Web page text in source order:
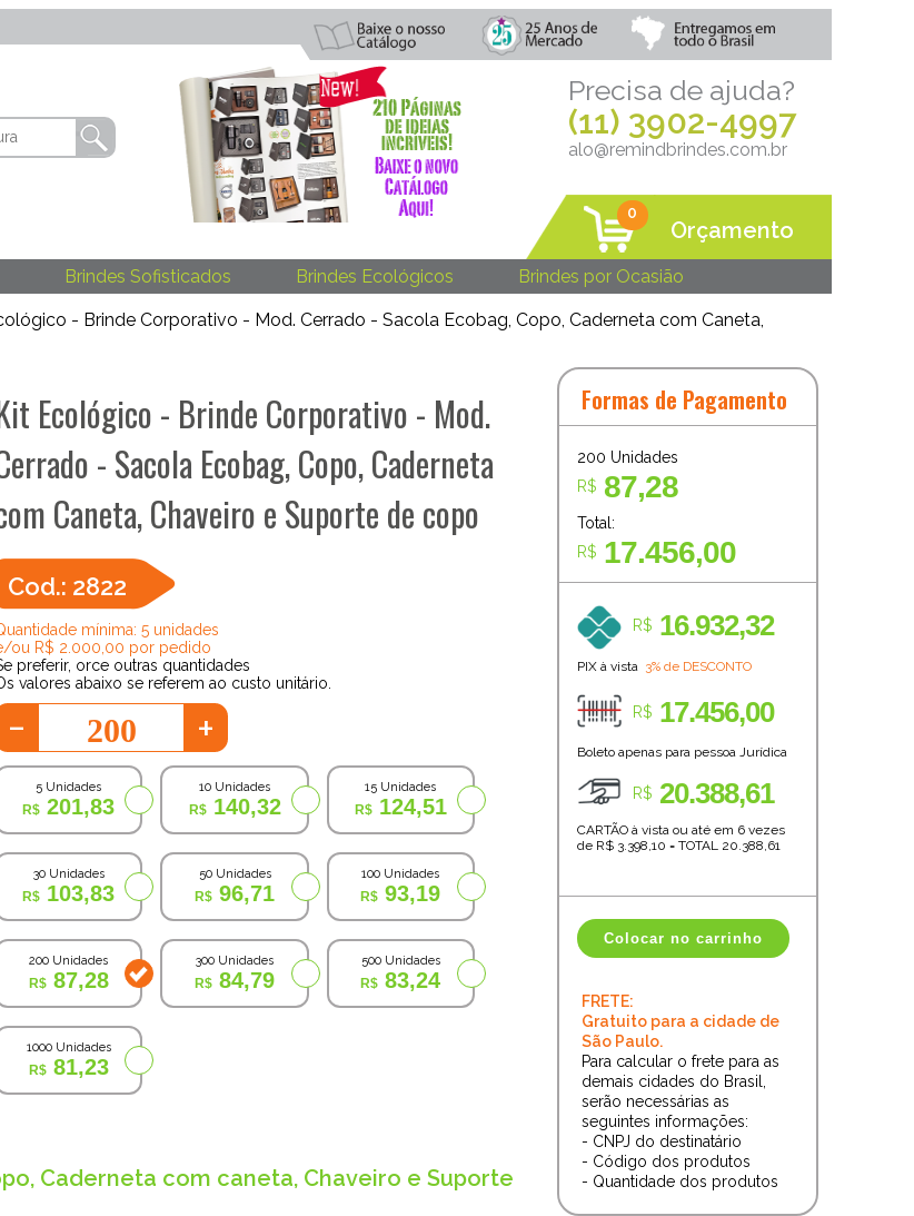
Precisa de ajuda?
(11) 3902-4997
alo@remindbrindes.com.br
0
Orçamento
Brindes Sofisticados Brindes Ecológicos Brindes por Ocasião
- Brinde Corporativo - Mod. Cerrado - Sacola Ecobag, Copo, Caderneta com Caneta,
Ecológico - Brinde Corporativo - Mod.
- Sacola Ecobag, Copo, Caderneta
Caneta, Chaveiro e Suporte de copo
Cod.: 2822
mínima: 5 unidades
ou R$ 2.000,00 por pedido
preferir, orce outras quantidades
valores abaixo se referem ao custo unitário.
- +
5 Unidades
201,83
10 Unidades
140,32
15 Unidades
124,51
30 Unidades
103,83
50 Unidades
96,71
100 Unidades
93,19
200 Unidades
87,28
300 Unidades
84,79
500 Unidades
83,24
1000 Unidades
81,23
Caderneta com caneta, Chaveiro e Suporte
Formas de Pagamento
200 Unidades
R$ 87,28
Total:
R$ 17.456,00
R$ 16.932,32
PIX à vista 3% de DESCONTO
R$ 17.456,00
Boleto apenas para pessoa Jurídica
R$ 20.388,61
CARTÃO à vista ou até em 6 vezes
de R$ 3.398,10 =TOTAL 20.388,61
Colocar no carrinho
FRETE:
Gratuito para a cidade de
São Paulo.
Para calcular o frete para as
demais cidades do Brasil,
serão necessárias as
seguintes informações:
- CNPJ do destinatário
- Código dos produtos
- Quantidade dos produtos